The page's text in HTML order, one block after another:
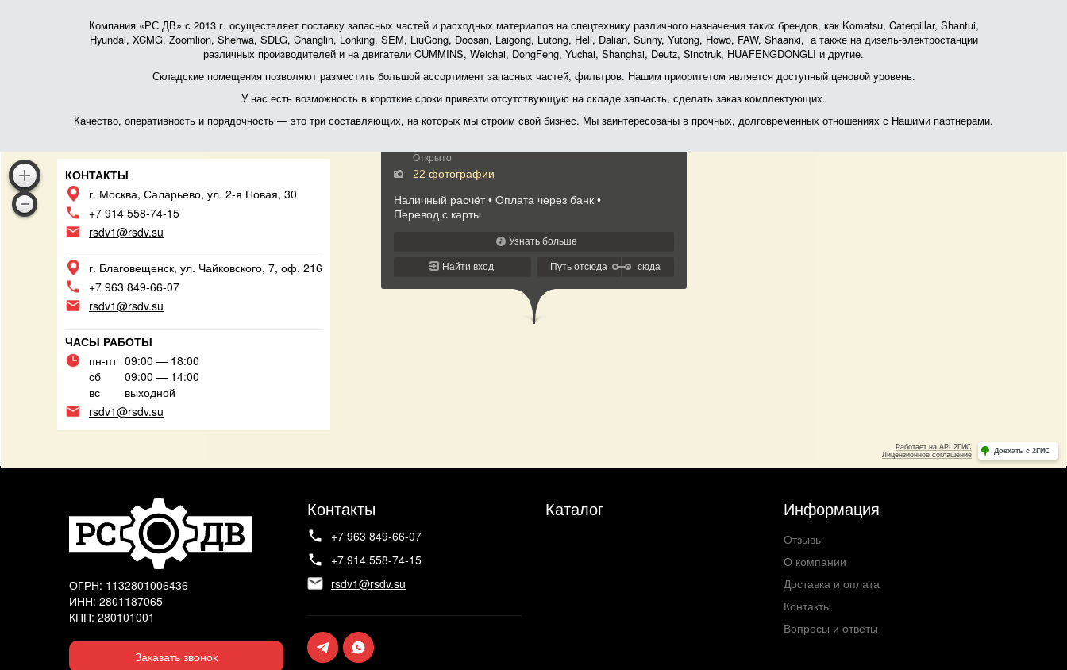
Компания «РС ДВ» с 2013 г. осуществляет поставку запасных частей и расходных материалов на спецтехнику различного назначения таких брендов, как Komatsu, Caterpillar, Shantui,
Hyundai, XCMG, Zoomlion, Shehwa, SDLG, Changlin, Lonking, SEM, LiuGong, Doosan, Laigong, Lutong, Heli, Dalian, Sunny, Yutong, Howo, FAW, Shaanxi, а также на дизель-электростанции
различных производителей и на двигатели CUMMINS, Weichai, DongFeng, Yuchai, Shanghai, Deutz, Sinotruk, HUAFENGDONGLI и другие.
Складские помещения позволяют разместить большой ассортимент запасных частей, фильтров. Нашим приоритетом является доступный ценовой уровень.
У нас есть возможность в короткие сроки привезти отсутствующую на складе запчасть, сделать заказ комплектующих.
Качество, оперативность и порядочность — это три составляющих, на которых мы строим свой бизнес. Мы заинтересованы в прочных, долговременных отношениях с Нашими партнерами.
КОНТАКТЫ
г. Москва, Саларьево, ул. 2-я Новая, 30
+7 914 558-74-15
rsdv1@rsdv.su
г. Благовещенск, ул. Чайковского, 7, оф. 216
+7 963 849-66-07
rsdv1@rsdv.su
ЧАСЫ РАБОТЫ
пн-пт 09:00 — 18:00
сб
09:00 — 14:00
вс
выходной
rsdv1@rsdv.su
ОГРН: 1132801006436
ИНН: 2801187065
КПП: 280101001
Заказать звонок
Контакты
+7 963 849-66-07
+7 914 558-74-15
rsdv1@rsdv.su
Каталог Информация
Отзывы
О компании
Доставка и оплата
Контакты
Вопросы и ответы